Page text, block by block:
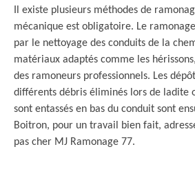
Il existe plusieurs méthodes de
mécanique est obligatoire. Le
par le nettoyage des conduits de la
matériaux adaptés comme les
des ramoneurs professionnels. Les
différents débris éliminés lors de ladite
sont entassés en bas du conduit sont
Boitron, pour un travail bien fait,
pas cher MJ Ramonage 77.